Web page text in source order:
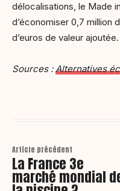
délocalisations, le Made
d’économiser 0,7 million
d’euros de valeur ajoutée.
Sources :Alternatives
Article précédent
La France 3e
marché mondial